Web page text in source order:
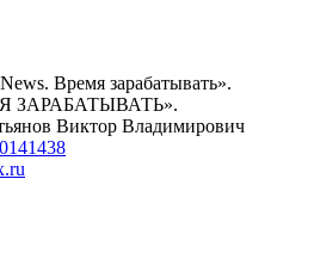
Время зарабатывать».
ЗАРАБАТЫВАТЬ».
Виктор Владимирович